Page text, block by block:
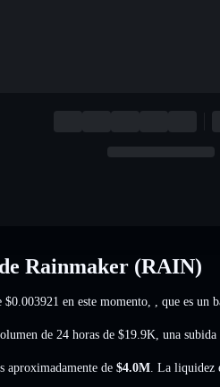
Rainmaker (RAIN)
$0.003921 en este momento, , que es un
de 24 horas de $19.9K una
aproximadamente de $4.0M . La liquidez